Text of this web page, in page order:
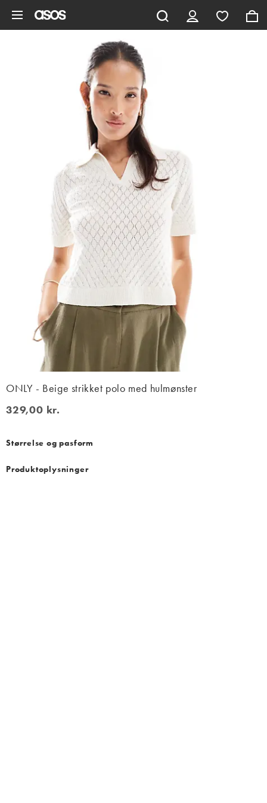
ONLY - Beige strikket polo med hulmønster
329,00 kr.
329,00 kr.
Størrelse og pasform
Produktoplysninger